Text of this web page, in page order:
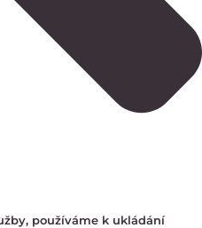
používáme k ukládání